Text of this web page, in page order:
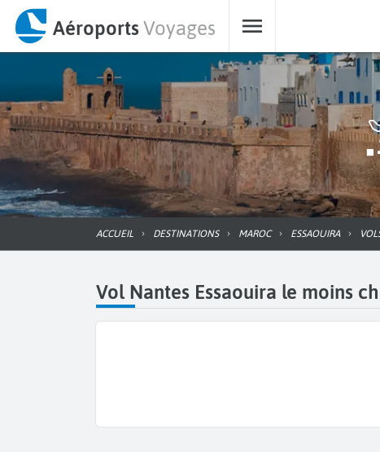
AéroportsVoyages
ACCUEIL DESTINATIONS MAROC ESSAOUIRA
Vol Nantes Essaouira le moins